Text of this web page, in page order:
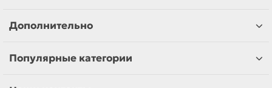
Дополнительно
Популярные категории